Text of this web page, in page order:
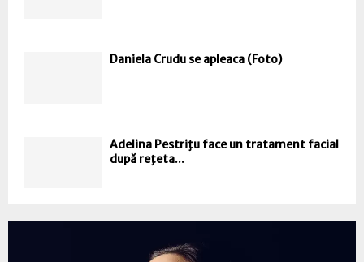
Daniela Crudu se apleaca (Foto)
Adelina Pestriţu face un tratament facial
după reţeta...